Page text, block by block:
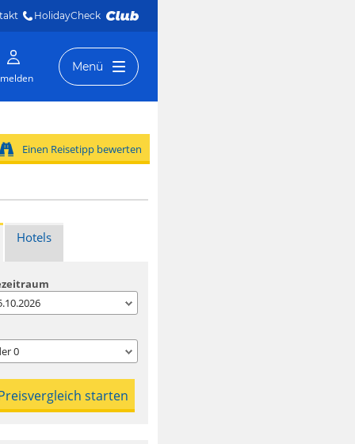
HolidayCheck
Menü
Einen Reisetipp bewerten
Hotels
0